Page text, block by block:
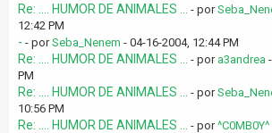
Re: .... HUMOR DE ANIMALES ... - por
12:42 PM
- - porSeba_Nenem - 04-16-2004, 12:44 PM
Re: .... HUMOR DE ANIMALES ... - por a3andrea
PM
Re: .... HUMOR DE ANIMALES ... - por
10:56 PM
Re: .... HUMOR DE ANIMALES ... - por^C0MB0Y^